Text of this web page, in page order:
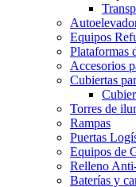
Equipos
Plataformas
Accesorios
Cubiertas
Torres de
Rampas
Puertas
Equipos de
Relleno
Baterías y